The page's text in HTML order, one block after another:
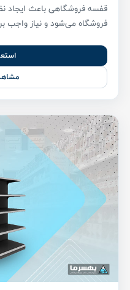
قفسه فروشگاهی باعث ایجاد
فروشگاه می‌شود و نیاز واجب